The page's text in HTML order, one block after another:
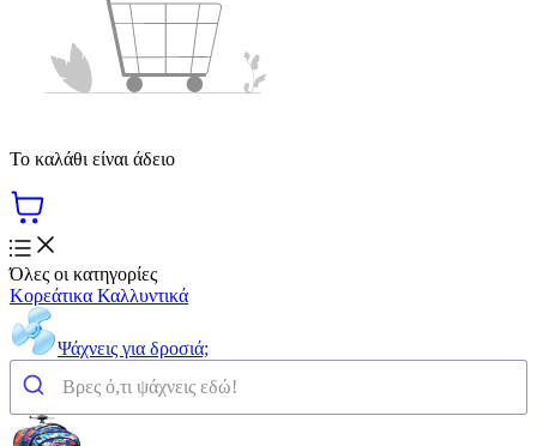
Το καλάθι είναι άδειο
Όλες οι κατηγορίες
Κορεάτικα Καλλυντικά
Ψάχνεις για δροσιά;